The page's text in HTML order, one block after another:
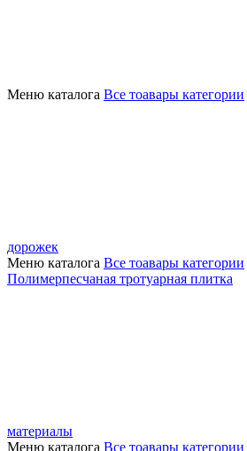
Меню каталога Все тоавары категории
дорожек
Меню каталога Все тоавары категории
Полимерпесчаная тротуарная плитка
материалы
Меню каталога Все тоавары категории